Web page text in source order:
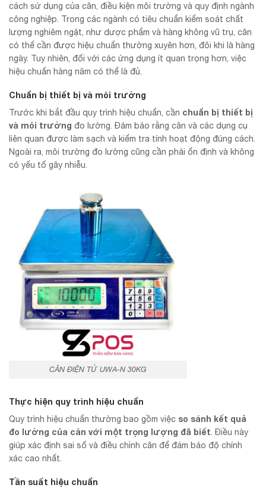
cách sử dụng của cân, điều kiện môi trường và quy định ngành
công nghiệp. Trong các ngành có tiêu chuẩn kiểm soát chất
lượng nghiêm ngặt, như dược phẩm và hàng không vũ trụ, cân
có thể cần được hiệu chuẩn thường xuyên hơn, đôi khi là hàng
ngày. Tuy nhiên, đối với các ứng dụng ít quan trọng hơn, việc
hiệu chuẩn hàng năm có thể là đủ.
Chuẩn bị thiết bị và môi trường
Trước khi bắt đầu quy trình hiệu chuẩn, cần chuẩn bị thiết bị
và môi trường đo lường. Đảm bảo rằng cân và các dụng cụ
liên quan được làm sạch và kiểm tra tính hoạt động đúng cách.
Ngoài ra, môi trường đo lường cũng cần phải ổn định và không
có yếu tố gây nhiễu.
CÂN ĐIỆN TỬ UWA-N 30KG
Thực hiện quy trình hiệu chuẩn
Quy trình hiệu chuẩn thường bao gồm việc so sánh kết quả
đo lường của cân với một trọng lượng đã biết. Điều này
giúp xác định sai số và điều chỉnh cân để đảm bảo độ chính
xác cao nhất.
Tần suất hiệu chuẩn